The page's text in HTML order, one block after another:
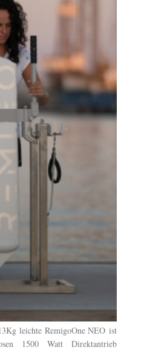
leichte RemigoOne NEO ist
1500 Watt Direktantrieb